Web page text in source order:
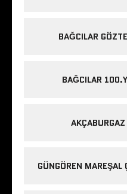
BAĞCILAR
BAĞCILAR
GÜNGÖREN